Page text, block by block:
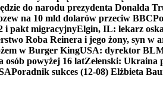
do narodu prezydenta Donalda
na 10 mld dolarów przeciw BBC
i pakt migracyjnyElgin, IL: lekarz
Roba Reinera i jego żony, syn w
w Burger KingUSA: dyrektor
osób powyżej 16 latZełenski: Ukraina
Poradnik sukces (12-08) Elżbieta